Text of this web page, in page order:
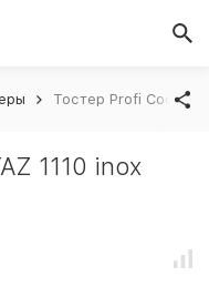
Тостер Profi Cook
1110 inox